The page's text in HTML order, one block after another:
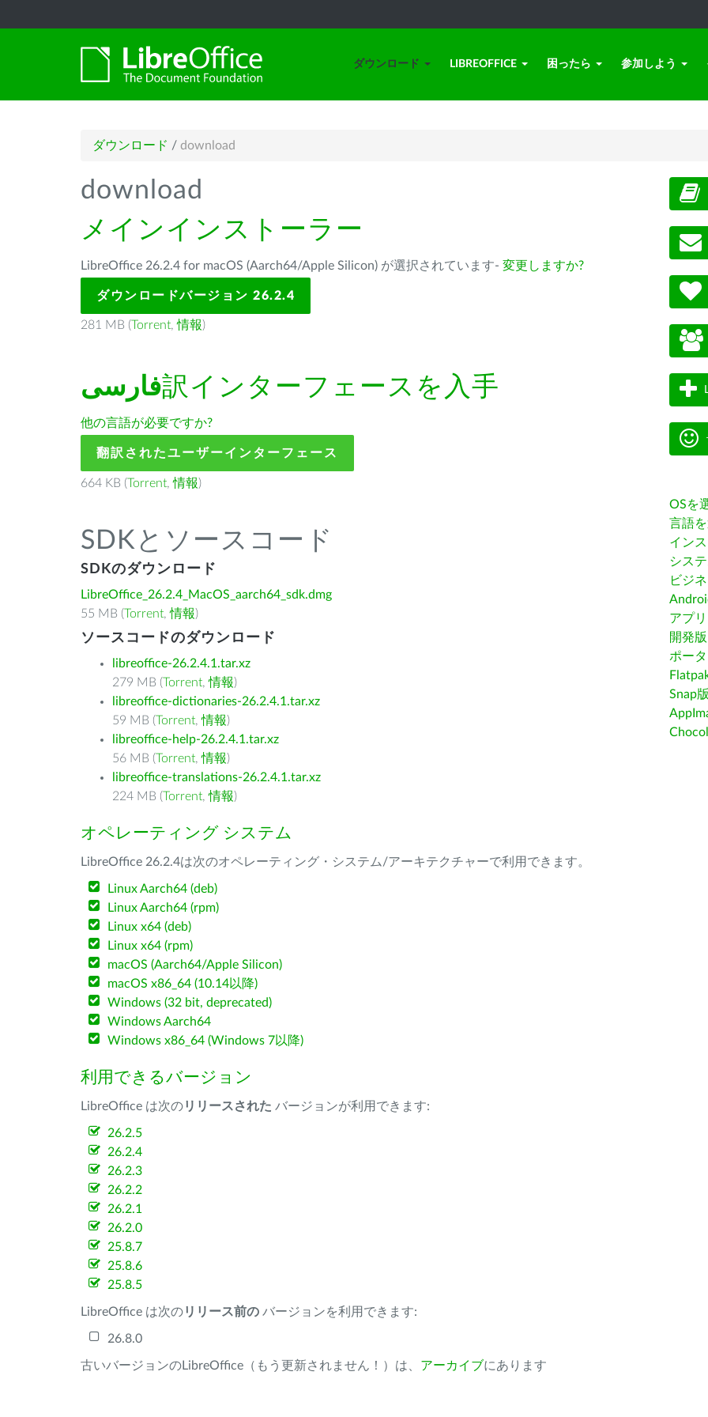
ダウンロード LIBREOFFICE 困ったら 参加しよう
ダウンロード / download
download
メインインストーラー
LibreOffice 26.2.4 for macOS (Aarch64/Apple Silicon) が選択されています- 変更しますか?
ダウンロードバージョン 26.2.4
281 MB (Torrent,情報)
فارسى訳インターフェースを入手
他の言語が必要ですか?
翻訳されたユーザーインターフェース
664 KB (Torrent,情報)
SDKとソースコード
SDKのダウンロード
LibreOffice_26.2.4_MacOS_aarch64_sdk.dmg
55 MB (Torrent,情報)
ソースコードのダウンロード
libreoffice-26.2.4.1.tar.xz
279 MB (Torrent,情報)
libreoffice-dictionaries-26.2.4.1.tar.xz
59 MB (Torrent,情報)
libreoffice-help-26.2.4.1.tar.xz
56 MB (Torrent,情報)
libreoffice-translations-26.2.4.1.tar.xz
224 MB (Torrent,情報)
オペレーティング システム
LibreOffice 26.2.4は次のオペレーティング・システム/アーキテクチャーで利用できます。
Linux Aarch64 (deb)
Linux Aarch64 (rpm)
Linux x64 (deb)
Linux x64 (rpm)
macOS (Aarch64/Apple Silicon)
macOS x86_64 (10.14以降)
Windows (32 bit, deprecated)
Windows Aarch64
Windows x86_64 (Windows 7以降)
利用できるバージョン
LibreOffice は次のリリースされた バージョンが利用できます:
26.2.5
26.2.4
26.2.3
26.2.2
26.2.1
26.2.0
25.8.7
25.8.6
25.8.5
LibreOffice は次のリリース前の バージョンを利用できます:
26.8.0
古いバージョンのLibreOffice（もう更新されません！）は、 アーカイブにあります
OSを
言語
イン
シス
ビジ
アプ
開発版
ポー
Snap版